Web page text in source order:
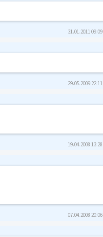
31.01.2011 09:09
29.05.2009 22:11
19.04.2008 13:28
07.04.2008 20:06